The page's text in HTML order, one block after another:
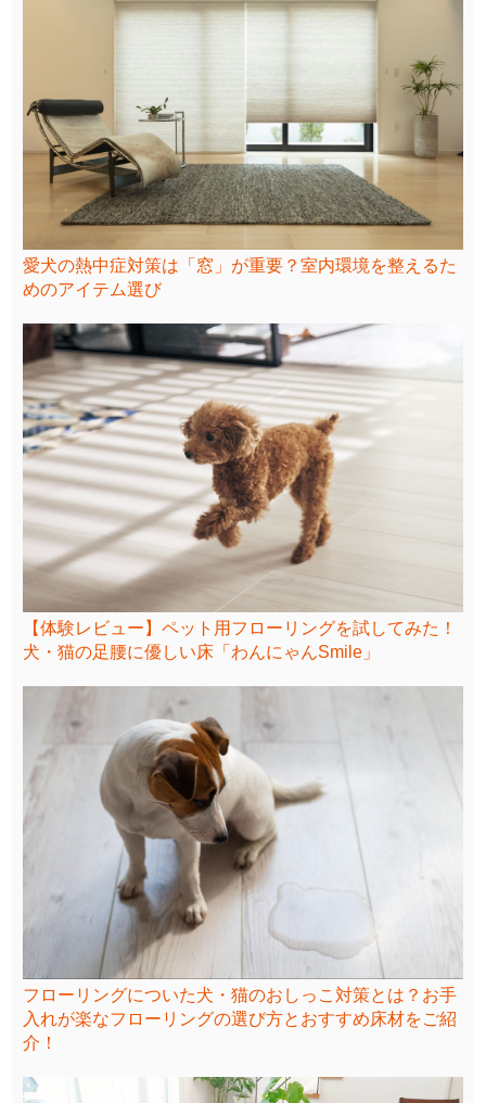
愛犬の熱中症対策は「窓」が重要？室内環境を整えるた
めのアイテム選び
【体験レビュー】ペット用フローリングを試してみた！
犬・猫の足腰に優しい床「わんにゃんSmile」
フローリングについた犬・猫のおしっこ対策とは？お手
入れが楽なフローリングの選び方とおすすめ床材をご紹
介！